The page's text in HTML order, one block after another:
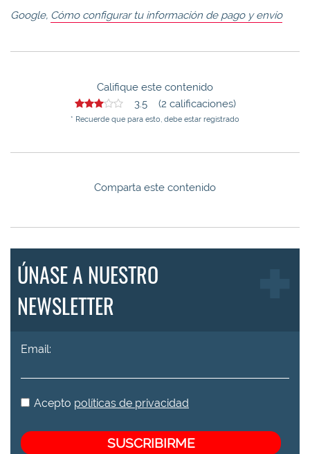
Google, Cómo configurar tu información de pago y envío
Califique este contenido
3.5 (2 calificaciones)
* Recuerde que para esto, debe estar registrado
Comparta este contenido
ÚNASE A NUESTRO
NEWSLETTER
Email:
Acepto políticas de privacidad